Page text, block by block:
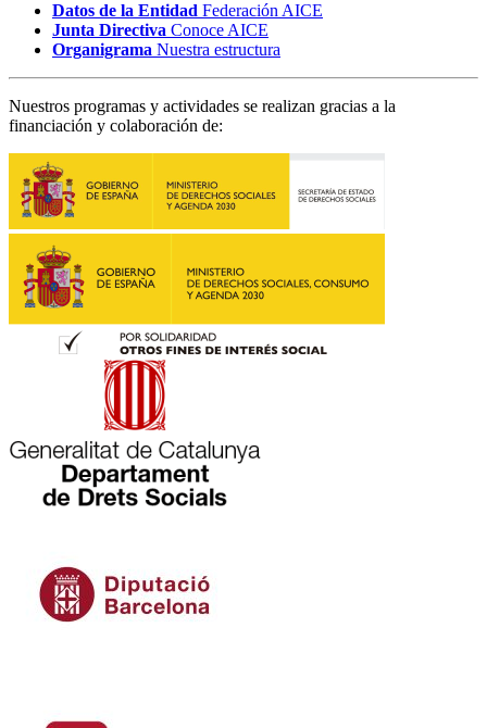
Datos de la Entidad Federación AICE
Junta Directiva Conoce AICE
Organigrama Nuestra estructura
Nuestros programas y actividades se realizan gracias a la
financiación y colaboración de: